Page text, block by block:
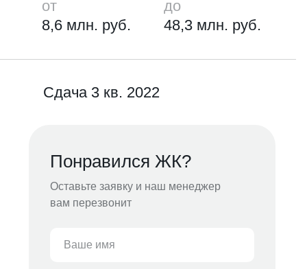
Оставьте заявку и наш менеджер
вам перезвонит
Понравился ЖК?
8,6 млн. руб.
Сдача 3 кв. 2022
48,3 млн. руб.
от до